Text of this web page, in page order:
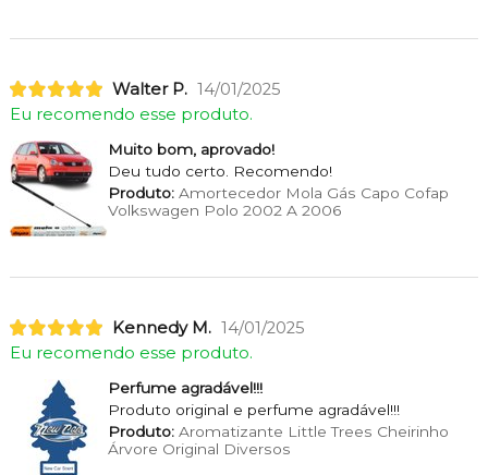
Walter P. 14/01/2025
Eu recomendo esse produto.
Muito bom, aprovado!
Deu tudo certo. Recomendo!
Produto:Amortecedor Mola Gás Capo Cofap
Volkswagen Polo 2002 A 2006
Kennedy M. 14/01/2025
Eu recomendo esse produto.
Perfume agradável!!!
Produto original e perfume agradável!!!
Produto:Aromatizante Little Trees Cheirinho
Árvore Original Diversos